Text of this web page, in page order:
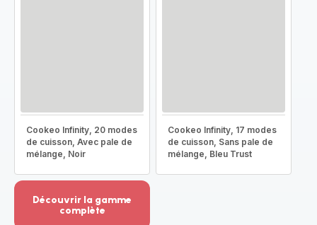
Cookeo Infinity, 20 modes
de cuisson, Avec pale de
mélange, Noir
Cookeo Infinity, 17 modes
de cuisson, Sans pale de
mélange, Bleu Trust
Découvrir la gamme
complète